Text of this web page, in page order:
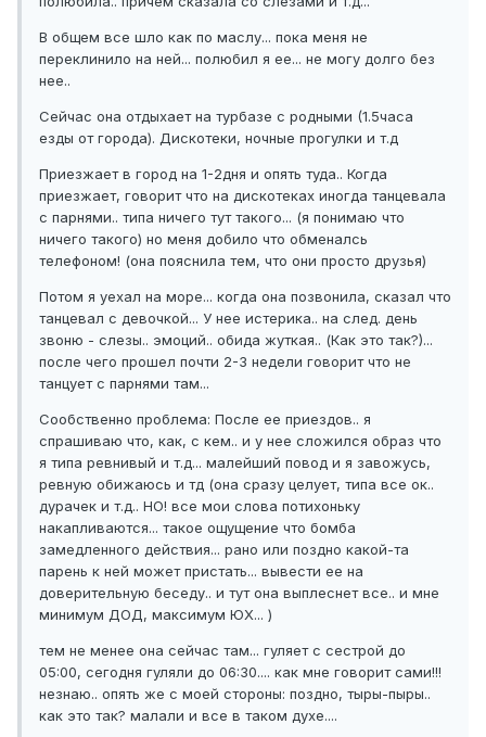
В общем все шло как по маслу... пока меня не
переклинило на ней... полюбил я ее... не могу долго без
нее..
Сейчас она отдыхает на турбазе с родными (1.5часа
езды от города). Дискотеки, ночные прогулки и т.д
Приезжает в город на 1-2дня и опять туда.. Когда
приезжает, говорит что на дискотеках иногда танцевала
с парнями.. типа ничего тут такого... (я понимаю что
ничего такого) но меня добило что обменалсь
телефоном! (она пояснила тем, что они просто друзья)
Потом я уехал на море... когда она позвонила, сказал что
танцевал с девочкой... У нее истерика.. на след. день
звоню - слезы.. эмоций.. обида жуткая.. (Как это так?)...
после чего прошел почти 2-3 недели говорит что не
танцует с парнями там...
Сообственно проблема: После ее приездов.. я
спрашиваю что, как, с кем.. и у нее сложился образ что
я типа ревнивый и т.д... малейший повод и я завожусь,
ревную обижаюсь и тд (она сразу целует, типа все ок..
дурачек и т.д.. НО! все мои слова потихоньку
накапливаются... такое ощущение что бомба
замедленного действия... рано или поздно какой-та
парень к ней может пристать... вывести ее на
доверительную беседу.. и тут она выплеснет все.. и мне
минимум ДОД, максимум ЮХ... )
тем не менее она сейчас там... гуляет с сестрой до
05:00, сегодня гуляли до 06:30.... как мне говорит сами!!!
незнаю.. опять же с моей стороны: поздно, тыры-пыры..
как это так? малали и все в таком духе....